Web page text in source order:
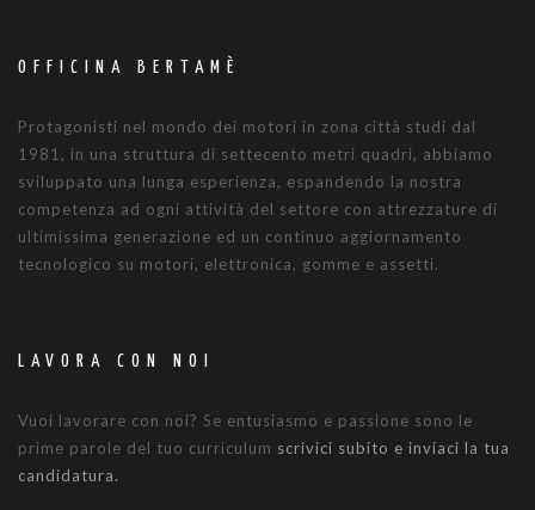
OFFICINA BERTAMÈ
Protagonisti nel mondo dei motori in zona città studi dal
1981, in una struttura di settecento metri quadri, abbiamo
sviluppato una lunga esperienza, espandendo la nostra
competenza ad ogni attività del settore con attrezzature di
ultimissima generazione ed un continuo aggiornamento
tecnologico su motori, elettronica, gomme e assetti.
LAVORA CON NOI
Vuoi lavorare con noi? Se entusiasmo e passione sono le
prime parole del tuo curriculum scrivici subito e inviaci la tua
candidatura.